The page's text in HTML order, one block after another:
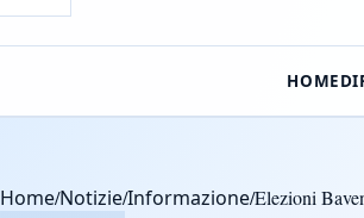
HOME
Home/Notizie/Informazione/Elezioni